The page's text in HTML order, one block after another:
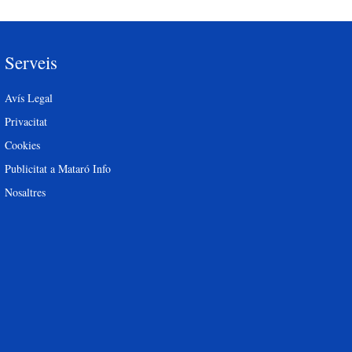
Serveis
Avís Legal
Privacitat
Cookies
Publicitat a Mataró Info
Nosaltres